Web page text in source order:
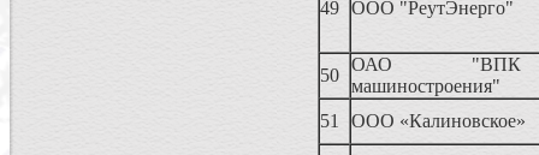
49 ООО "РеутЭнерго"
50
ОАО
машиностроения"
51
ООО «Калиновское»